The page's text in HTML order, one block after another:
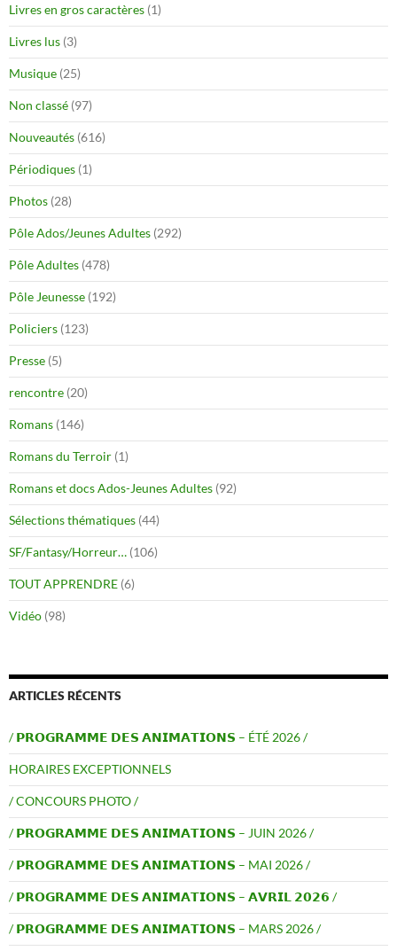
Livres en gros caractères (1)
Livres lus (3)
Musique (25)
Non classé (97)
Nouveautés (616)
Périodiques (1)
Photos (28)
Pôle Ados/Jeunes Adultes (292)
Pôle Adultes (478)
Pôle Jeunesse (192)
Policiers (123)
Presse (5)
rencontre (20)
Romans (146)
Romans du Terroir (1)
Romans et docs Ados-Jeunes Adultes (92)
Sélections thématiques (44)
SF/Fantasy/Horreur… (106)
TOUT APPRENDRE (6)
Vidéo (98)
ARTICLES RÉCENTS
/ 𝗣𝗥𝗢𝗚𝗥𝗔𝗠𝗠𝗘 𝗗𝗘𝗦 𝗔𝗡𝗜𝗠𝗔𝗧𝗜𝗢𝗡𝗦 – ÉTÉ 2026 /
HORAIRES EXCEPTIONNELS
/ CONCOURS PHOTO /
/ 𝗣𝗥𝗢𝗚𝗥𝗔𝗠𝗠𝗘 𝗗𝗘𝗦 𝗔𝗡𝗜𝗠𝗔𝗧𝗜𝗢𝗡𝗦 – JUIN 2026 /
/ 𝗣𝗥𝗢𝗚𝗥𝗔𝗠𝗠𝗘 𝗗𝗘𝗦 𝗔𝗡𝗜𝗠𝗔𝗧𝗜𝗢𝗡𝗦 – MAI 2026 /
/ 𝗣𝗥𝗢𝗚𝗥𝗔𝗠𝗠𝗘 𝗗𝗘𝗦 𝗔𝗡𝗜𝗠𝗔𝗧𝗜𝗢𝗡𝗦 – 𝗔𝗩𝗥𝗜𝗟 𝟮𝟬𝟮𝟲 /
/ 𝗣𝗥𝗢𝗚𝗥𝗔𝗠𝗠𝗘 𝗗𝗘𝗦 𝗔𝗡𝗜𝗠𝗔𝗧𝗜𝗢𝗡𝗦 – MARS 2026 /